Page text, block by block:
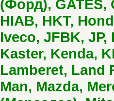
(Форд), GATES,
HIAB, HKT,
Iveco, JFBK, JP,
Kaster, Kenda,
Lamberet, Land
Man, Mazda,